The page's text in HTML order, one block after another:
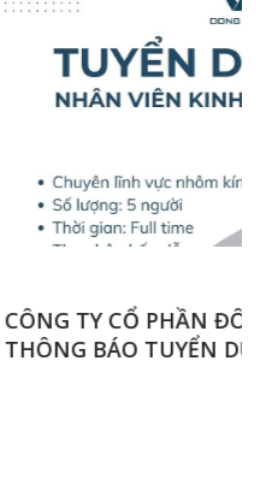
PHƯƠNG PLUS
NHÂN SỰ